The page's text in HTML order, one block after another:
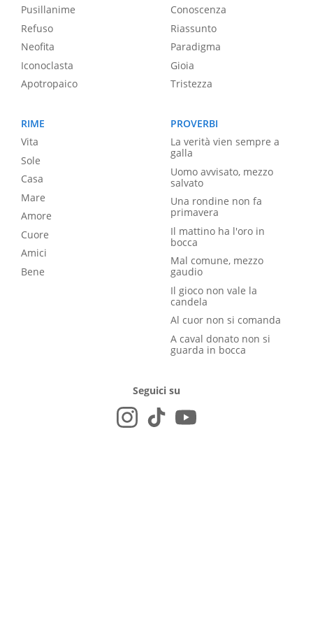
Pusillanime
Refuso
Neofita
Iconoclasta
Apotropaico
Conoscenza
Riassunto
Paradigma
Gioia
Tristezza
RIME
Vita
Sole
Casa
Mare
Amore
Cuore
Amici
Bene
PROVERBI
La verità vien sempre a
galla
Uomo avvisato, mezzo
salvato
Una rondine non fa
primavera
Il mattino ha l'oro in
bocca
Mal comune, mezzo
gaudio
Il gioco non vale la
candela
Al cuor non si comanda
A caval donato non si
guarda in bocca
Seguici su